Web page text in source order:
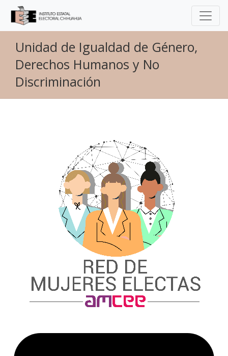
Unidad de Igualdad de Género,
Derechos Humanos y No
Discriminación